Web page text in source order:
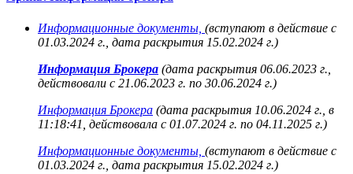
Информационные документы, (вступают в действие с
01.03.2024 г., дата раскрытия 15.02.2024 г.)
Информация Брокера (дата раскрытия 06.06.2023 г.,
действовали с 21.06.2023 г. по 30.06.2024 г.)
Информация Брокера (дата раскрытия 10.06.2024 г., в
11:18:41, действовала с 01.07.2024 г. по 04.11.2025 г.)
Информационные документы, (вступают в действие с
01.03.2024 г., дата раскрытия 15.02.2024 г.)